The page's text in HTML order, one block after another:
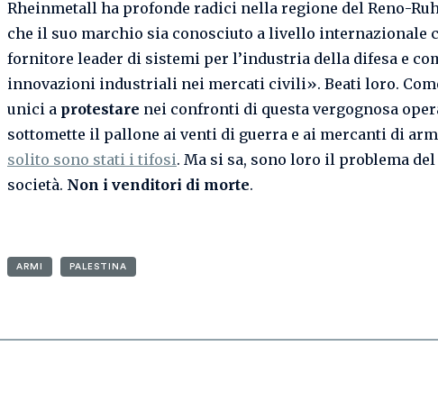
Rheinmetall ha profonde radici nella regione del Reno-
che il suo marchio sia conosciuto a livello internazionale
fornitore leader di sistemi per l’industria della difesa e
innovazioni industriali nei mercati civili». Beati loro.
unici a protestare nei confronti di questa vergognosa
sottomette il pallone ai venti di guerra e ai mercanti di
solito sono stati i tifosi. Ma si sa, sono loro il problema
società. Non i venditori di morte.
ARMI PALESTINA